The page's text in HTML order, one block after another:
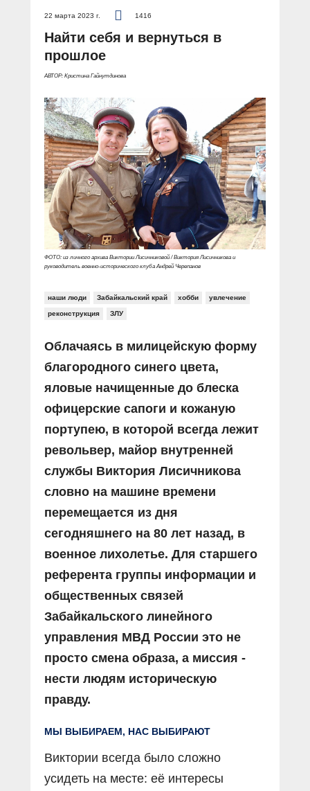
22 марта 2023 г. 1416
Найти себя и вернуться в
прошлое
АВТОР: Кристина Гайнутдинова
ФОТО: из личного архива Виктории Лисичниковой / Виктория Лисичникова и
руководитель военно-исторического клуба Андрей Черепанов
наши люди Забайкальский край хобби увлечение
реконструкция ЗЛУ
Облачаясь в милицейскую форму
благородного синего цвета,
яловые начищенные до блеска
офицерские сапоги и кожаную
портупею, в которой всегда лежит
револьвер, майор внутренней
службы Виктория Лисичникова
словно на машине времени
перемещается из дня
сегодняшнего на 80 лет назад, в
военное лихолетье. Для старшего
референта группы информации и
общественных связей
Забайкальского линейного
управления МВД России это не
просто смена образа, а миссия -
нести людям историческую
правду.
МЫ ВЫБИРАЕМ, НАС ВЫБИРАЮТ
Виктории всегда было сложно
усидеть на месте: её интересы